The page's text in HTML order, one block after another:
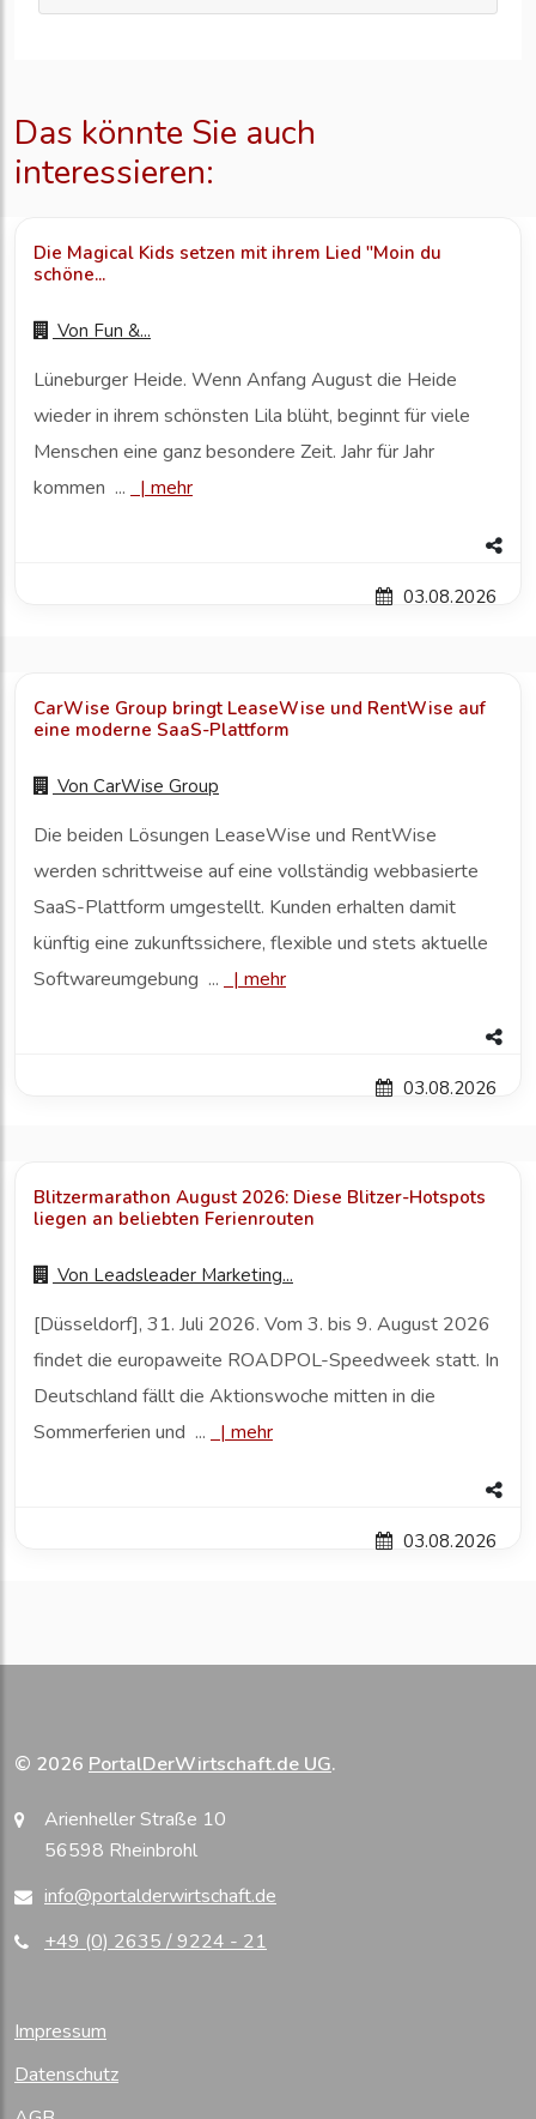
Das könnte Sie auch
interessieren:
Die Magical Kids setzen mit ihrem Lied "Moin du
schöne...
Von Fun &...
Lüneburger Heide. Wenn Anfang August die Heide
wieder in ihrem schönsten Lila blüht, beginnt für viele
Menschen eine ganz besondere Zeit. Jahr für Jahr
kommen ...
| mehr
03.08.2026
CarWise Group bringt LeaseWise und RentWise auf
eine moderne SaaS-Plattform
Von CarWise Group
Die beiden Lösungen LeaseWise und RentWise
werden schrittweise auf eine vollständig webbasierte
SaaS-Plattform umgestellt. Kunden erhalten damit
künftig eine zukunftssichere, flexible und stets aktuelle
Softwareumgebung ...
| mehr
03.08.2026
Blitzermarathon August 2026: Diese Blitzer-Hotspots
liegen an beliebten Ferienrouten
Von Leadsleader Marketing...
[Düsseldorf], 31. Juli 2026. Vom 3. bis 9. August 2026
findet die europaweite ROADPOL-Speedweek statt. In
Deutschland fällt die Aktionswoche mitten in die
Sommerferien und ...
| mehr
03.08.2026
© 2026 PortalDerWirtschaft.de UG.
Arienheller Straße 10
56598 Rheinbrohl
info@portalderwirtschaft.de
+49 (0) 2635 / 9224 - 21
Impressum
Datenschutz